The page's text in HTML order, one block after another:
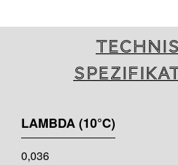
LAMBDA (10°C)
0,036